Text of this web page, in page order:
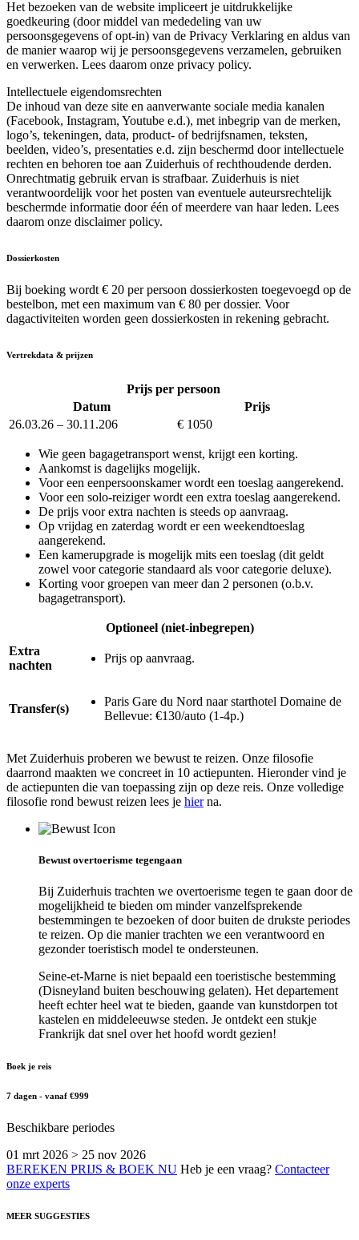
Het bezoeken van de website impliceert je uitdrukkelijke
goedkeuring (door middel van mededeling van uw
persoonsgegevens of opt-in) van de Privacy Verklaring en aldus van
de manier waarop wij je persoonsgegevens verzamelen, gebruiken
en verwerken. Lees daarom onze privacy policy.
Intellectuele eigendomsrechten
De inhoud van deze site en aanverwante sociale media kanalen
(Facebook, Instagram, Youtube e.d.), met inbegrip van de merken,
logo’s, tekeningen, data, product- of bedrijfsnamen, teksten,
beelden, video’s, presentaties e.d. zijn beschermd door intellectuele
rechten en behoren toe aan Zuiderhuis of rechthoudende derden.
Onrechtmatig gebruik ervan is strafbaar. Zuiderhuis is niet
verantwoordelijk voor het posten van eventuele auteursrechtelijk
beschermde informatie door één of meerdere van haar leden. Lees
daarom onze disclaimer policy.
Dossierkosten
Bij boeking wordt € 20 per persoon dossierkosten toegevoegd op de
bestelbon, met een maximum van € 80 per dossier. Voor
dagactiviteiten worden geen dossierkosten in rekening gebracht.
Vertrekdata & prijzen
Prijs per persoon
Datum
Prijs
26.03.26 – 30.11.206
€ 1050
Wie geen bagagetransport wenst, krijgt een korting.
Aankomst is dagelijks mogelijk.
Voor een eenpersoonskamer wordt een toeslag aangerekend.
Voor een solo-reiziger wordt een extra toeslag aangerekend.
De prijs voor extra nachten is steeds op aanvraag.
Op vrijdag en zaterdag wordt er een weekendtoeslag
aangerekend.
Een kamerupgrade is mogelijk mits een toeslag (dit geldt
zowel voor categorie standaard als voor categorie deluxe).
Korting voor groepen van meer dan 2 personen (o.b.v.
bagagetransport).
Optioneel (niet-inbegrepen)
Extra
nachten
Prijs op aanvraag.
Transfer(s)
Paris Gare du Nord naar starthotel Domaine de
Bellevue: €130/auto (1-4p.)
Met Zuiderhuis proberen we bewust te reizen. Onze filosofie
daarrond maakten we concreet in 10 actiepunten. Hieronder vind je
de actiepunten die van toepassing zijn op deze reis. Onze volledige
filosofie rond bewust reizen lees je hierna.
Bewust overtoerisme tegengaan
Bij Zuiderhuis trachten we overtoerisme tegen te gaan door de
mogelijkheid te bieden om minder vanzelfsprekende
bestemmingen te bezoeken of door buiten de drukste periodes
te reizen. Op die manier trachten we een verantwoord en
gezonder toeristisch model te ondersteunen.
Seine-et-Marne is niet bepaald een toeristische bestemming
(Disneyland buiten beschouwing gelaten). Het departement
heeft echter heel wat te bieden, gaande van kunstdorpen tot
kastelen en middeleeuwse steden. Je ontdekt een stukje
Frankrijk dat snel over het hoofd wordt gezien!
Boek je reis
7 dagen - vanaf €999
Beschikbare periodes
01 mrt 2026 > 25 nov 2026
BEREKEN PRIJS & BOEK NU Heb je een vraag? Contacteer
onze experts
MEER SUGGESTIES